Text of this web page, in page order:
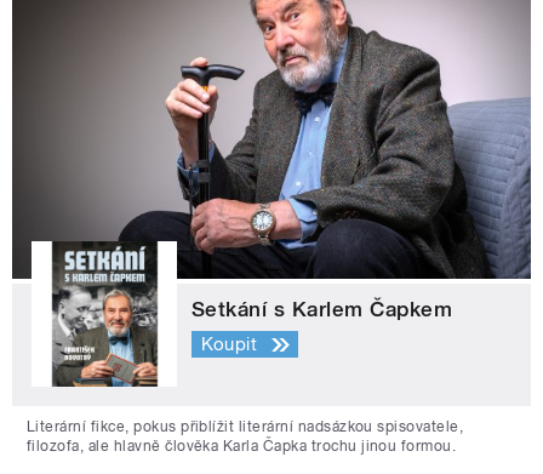
Setkání s Karlem Čapkem
Koupit
Literární fikce, pokus přiblížit literární nadsázkou spisovatele,
filozofa, ale hlavně člověka Karla Čapka trochu jinou formou.